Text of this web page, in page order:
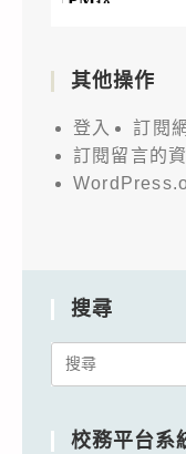
其他操作
登入
訂閱
訂閱留言的
搜尋
Search
校務平台系